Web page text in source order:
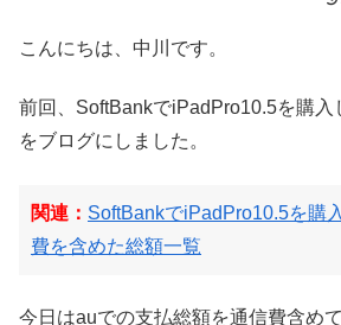
こんにちは、中川です。
前回、SoftBankでiPadPro10.5を購入
をブログにしました。
関連： SoftBankでiPadPro10.5を購
費を含めた総額一覧
今日はauでの支払総額を通信費含め